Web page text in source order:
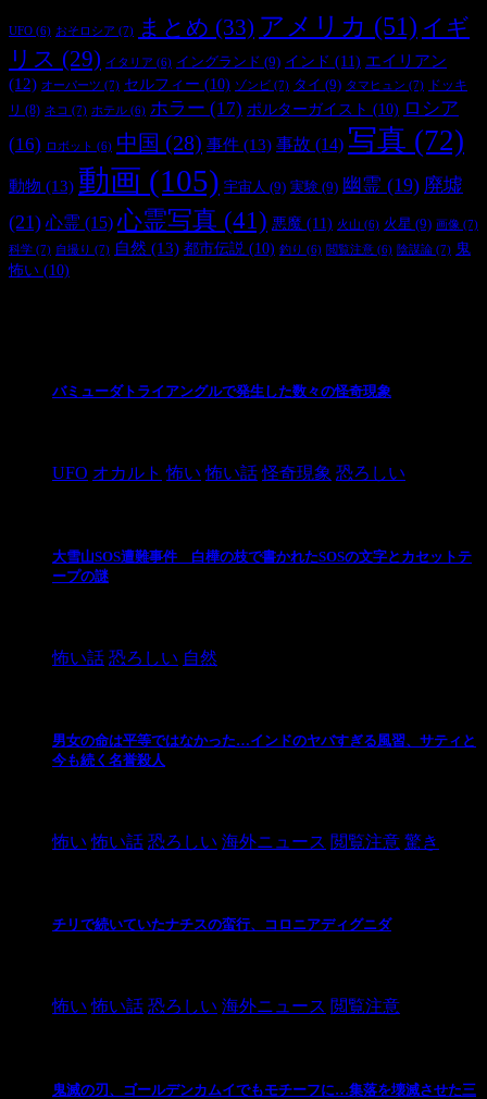
UFO (6) おそロシア (7) まとめ (33) アメリカ (51) イギ
リス (29) イタリア (6) イングランド (9) インド (11) エイリアン
(12) オーパーツ (7) セルフィー (10) ゾンビ (7) タイ (9) タマヒュン (7)
ドッキ
リ (8) ネコ (7) ホテル (6) ホラー (17) ポルターガイスト (10) ロシア
(16)
ロボット (6) 中国 (28) 事件 (13) 事故 (14) 写真 (72)
動物 (13) 動画 (105) 宇宙人 (9) 実験 (9) 幽霊 (19) 廃墟
(21) 心霊 (15) 心霊写真 (41) 悪魔 (11) 火山 (6) 火星 (9) 画像 (7)
科学 (7) 自撮り (7) 自然 (13) 都市伝説 (10) 釣り (6) 閲覧注意 (6) 陰謀論 (7) 鬼
怖い (10)
バミューダトライアングルで発生した数々の怪奇現象
UFO オカルト 怖い 怖い話 怪奇現象 恐ろしい
大雪山SOS遭難事件 白樺の枝で書かれたSOSの文字とカセットテ
ープの謎
怖い話 恐ろしい 自然
男女の命は平等ではなかった…インドのヤバすぎる風習、サティと
今も続く名誉殺人
怖い 怖い話 恐ろしい 海外ニュース 閲覧注意 驚き
チリで続いていたナチスの蛮行、コロニアディグニダ
怖い 怖い話 恐ろしい 海外ニュース 閲覧注意
鬼滅の刃、ゴールデンカムイでもモチーフに…集落を壊滅させた三